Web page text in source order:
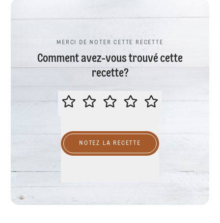
MERCI DE NOTER CETTE RECETTE
Comment avez-vous trouvé cette
recette?
MERCI DE NOTER CETTE RECETTE
NOTEZ LA RECETTE